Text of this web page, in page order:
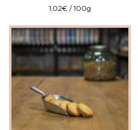
1,02€ / 100g